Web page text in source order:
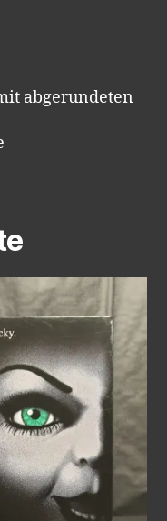
abgerundeten